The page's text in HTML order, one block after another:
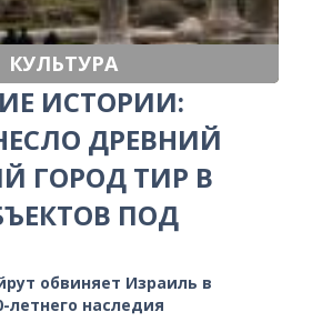
КУЛЬТУРА
ИСТОРИИ:
ДРЕВНИЙ
ГОРОД ТИР В
ПОД
обвиняет Израиль в
летнего наследия